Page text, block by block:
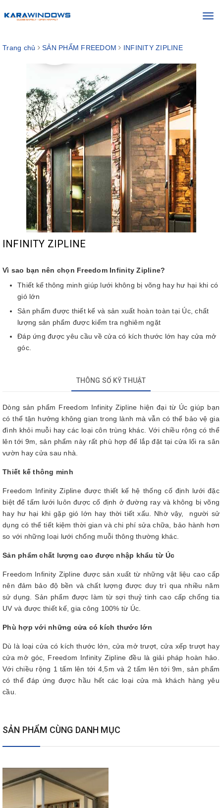
Trang chủ SẢN PHẨM FREEDOM INFINITY ZIPLINE
INFINITY ZIPLINE
Vì sao bạn nên chọn Freedom Infinity Zipline?
Thiết kế thông minh giúp lưới không bị võng hay hư hại khi có
gió lớn
Sản phẩm được thiết kế và sản xuất hoàn toàn tại Úc, chất
lượng sản phẩm được kiểm tra nghiêm ngặt
Đáp ứng được yêu cầu về cửa có kích thước lớn hay cửa mở
góc.
THÔNG SỐ KỸ THUẬT
Dòng sản phẩm Freedom Infinity Zipline hiện đại từ Úc giúp bạn
có thể tận hưởng không gian trong lành mà vẫn có thể bảo vệ gia
đình khỏi muỗi hay các loại côn trùng khác. Với chiều rộng có thể
lên tới 9m, sản phẩm này rất phù hợp để lắp đặt tại cửa lối ra sân
vườn hay cửa sau nhà.
Thiết kế thông minh
Freedom Infinity Zipline được thiết kế hệ thống cố định lưới đặc
biệt để tấm lưới luôn được cố định ở đường ray và không bị võng
hay hư hại khi gặp gió lớn hay thời tiết xấu. Nhờ vậy, người sử
dụng có thể tiết kiệm thời gian và chi phí sửa chữa, bảo hành hơn
so với những loại lưới chống muỗi thông thường khác.
Sản phẩm chất lượng cao được nhập khẩu từ Úc
Freedom Infinity Zipline được sản xuất từ những vật liệu cao cấp
nên đảm bảo độ bền và chất lượng được duy trì qua nhiều năm
sử dụng. Sản phẩm được làm từ sợi thuỷ tinh cao cấp chống tia
UV và được thiết kế, gia công 100% từ Úc.
Phù hợp với những cửa có kích thước lớn
Dù là loại cửa có kích thước lớn, cửa mở trượt, cửa xếp trượt hay
cửa mở góc, Freedom Infinity Zipline đều là giải pháp hoàn hảo.
Với chiều rộng 1 tấm lên tới 4,5m và 2 tấm lên tới 9m, sản phẩm
có thể đáp ứng được hầu hết các loại cửa mà khách hàng yêu
cầu.
SẢN PHẨM CÙNG DANH MỤC